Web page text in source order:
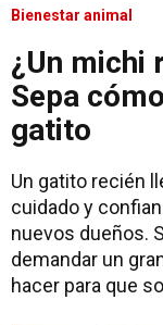
Bienestar animal
¿Un michi
Sepa
gatito
Un gatito recién
cuidado y
nuevos dueños.
demandar un
hacer para que